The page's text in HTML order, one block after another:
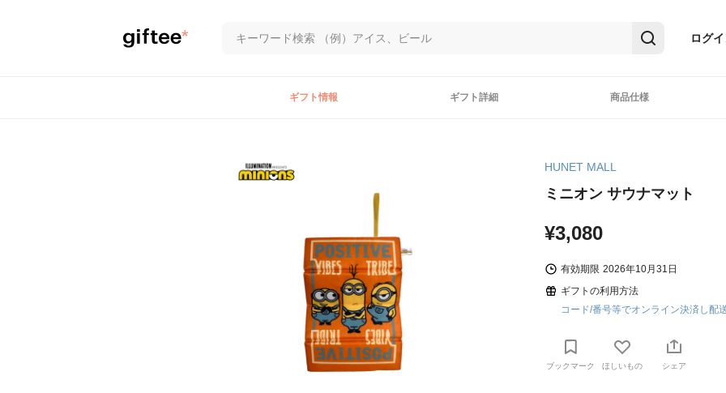
ログ
ギフト情報 ギフト詳細 商品仕様
HUNET MALL
ミニオン サウナマット
¥3,080
有効期限 2026年10月31日
ギフトの利用方法
コード/番号等でオンライン決済し配
ブックマーク ほしいもの シェア